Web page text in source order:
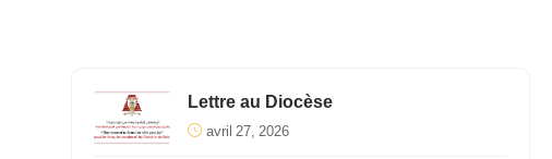
Lettre au Diocèse
avril 27, 2026